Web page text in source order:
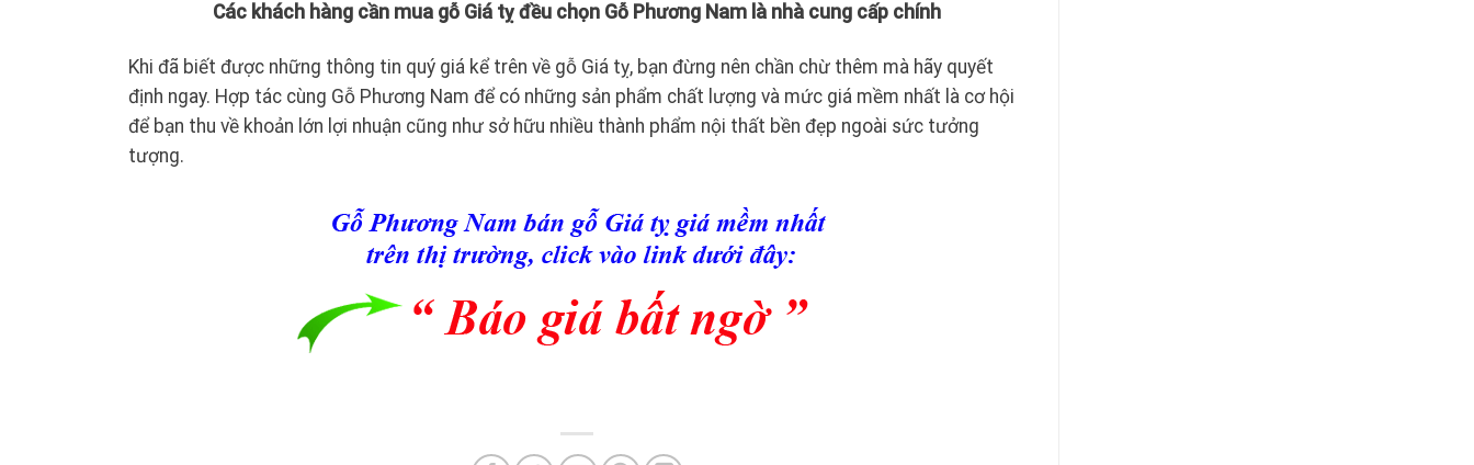
Các khách hàng cần mua gỗ Giá tỵ đều chọn Gỗ Phương Nam là nhà cung cấp chính
Khi đã biết được những thông tin quý giá kể trên về gỗ Giá tỵ, bạn đừng nên chần chừ thêm mà hãy quyết
định ngay. Hợp tác cùng Gỗ Phương Nam để có những sản phẩm chất lượng và mức giá mềm nhất là cơ hội
để bạn thu về khoản lớn lợi nhuận cũng như sở hữu nhiều thành phẩm nội thất bền đẹp ngoài sức tưởng
tượng.